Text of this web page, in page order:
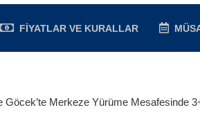
FIYATLAR VE KURALLAR
Göcek’te Merkeze Yürüme Mesafesinde